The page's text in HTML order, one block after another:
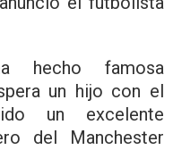
hecho famosa
un hijo con el
un excelente
del Manchester